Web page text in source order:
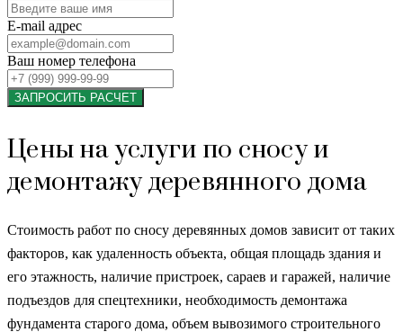
E-mail адрес
Ваш номер телефона
ЗАПРОСИТЬ РАСЧЕТ
Цены на услуги по сносу и
демонтажу деревянного дома
Стоимость работ по сносу деревянных домов зависит от таких
факторов, как удаленность объекта, общая площадь здания и
его этажность, наличие пристроек, сараев и гаражей, наличие
подъездов для спецтехники, необходимость демонтажа
фундамента старого дома, объем вывозимого строительного